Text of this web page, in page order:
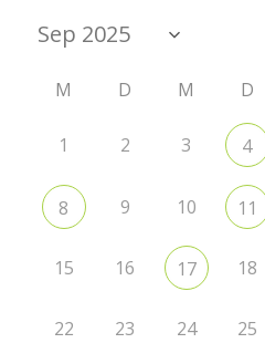
M D M D
1 2 3 4
8 9 10 11
15 16 17 18
22 23 24 25